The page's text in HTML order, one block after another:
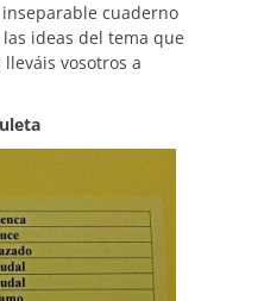
cuaderno
ideas del tema que
vosotros a